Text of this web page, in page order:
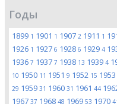
Годы
1899 1 1901 1 1907 2 1911 1
1926 1 1927 6 1928 6 1929 4
1936 7 1937 7 1938 13 1939 4
10 1950 11 1951 9 1952 15 1953
29 1959 31 1960 31 1961 44
1967 37 1968 48 1969 53 1970